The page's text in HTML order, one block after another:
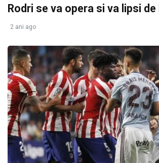
Rodri se va opera si va lipsi de
2 ani ago